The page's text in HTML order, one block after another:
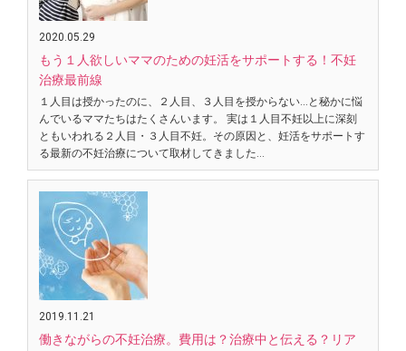
2020.05.29
もう１人欲しいママのための妊活をサポートする！不妊
治療最前線
１人目は授かったのに、２人目、３人目を授からない…と秘かに悩
んでいるママたちはたくさんいます。 実は１人目不妊以上に深刻
ともいわれる２人目・３人目不妊。その原因と、妊活をサポートす
る最新の不妊治療について取材してきました…
2019.11.21
働きながらの不妊治療。費用は？治療中と伝える？リア